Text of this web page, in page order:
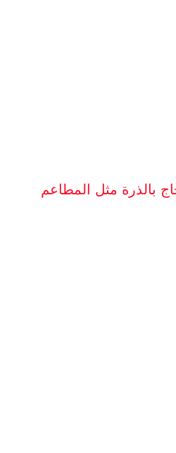
بالذرة مثل المطاعم